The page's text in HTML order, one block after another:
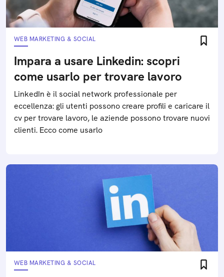
WEB MARKETING & SOCIAL
Impara a usare Linkedin: scopri
come usarlo per trovare lavoro
LinkedIn è il social network professionale per
eccellenza: gli utenti possono creare profili e caricare il
cv per trovare lavoro, le aziende possono trovare nuovi
clienti. Ecco come usarlo
WEB MARKETING & SOCIAL